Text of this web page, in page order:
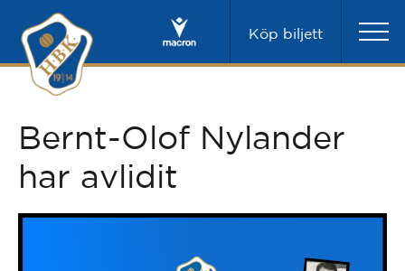
Köp biljett
Bernt-Olof Nylander
har avlidit